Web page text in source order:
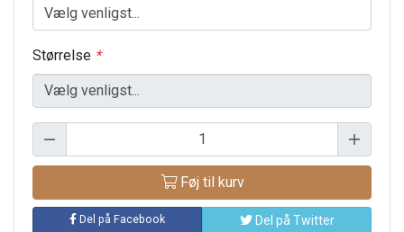
Størrelse *
Føj til kurv
Del på Facebook Del på Twitter